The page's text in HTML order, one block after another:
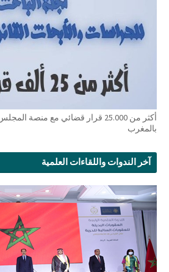
أكثر من 25.000 قرار قضائي مع منصة
بالمغرب
آخر الندوات واللقاءات العلمية